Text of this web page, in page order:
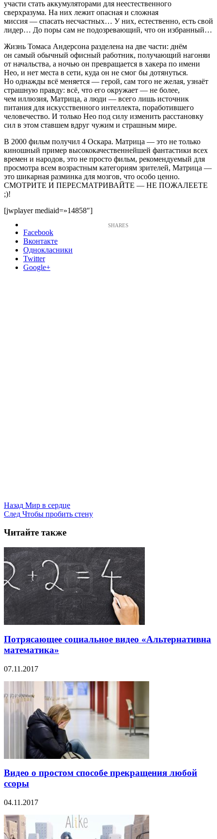
участи стать аккумуляторами для неестественного
сверхразума. На них лежит опасная и сложная
миссия — спасать несчастных… У них, естественно, есть свой
лидер… До поры сам не подозревающий, что он избранный…
Жизнь Томаса Андерсона разделена на две части: днём
он самый обычный офисный работник, получающий нагоняи
от начальства, а ночью он превращается в хакера по имени
Нео, и нет места в сети, куда он не смог бы дотянуться.
Но однажды всё меняется — герой, сам того не желая, узнаёт
страшную правду: всё, что его окружает — не более,
чем иллюзия, Матрица, а люди — всего лишь источник
питания для искусственного интеллекта, поработившего
человечество. И только Нео под силу изменить расстановку
сил в этом ставшем вдруг чужим и страшным мире.
В 2000 фильм получил 4 Оскара. Матрица — это не только
киношный пример высококачественнейшей фантастики всех
времен и народов, это не просто фильм, рекомендуемый для
просмотра всем возрастным категориям зрителей, Матрица —
это шикарная разминка для мозгов, что особо ценно.
СМОТРИТЕ И ПЕРЕСМАТРИВАЙТЕ — НЕ ПОЖАЛЕЕТЕ
;)!
[jwplayer mediaid=»14858″]
Facebook
Вконтакте
Однокласники
Twitter
Google+
Назад Мир в сердце
След Чтобы пробить стену
Читайте также
Потрясающее социальное видео «Альтернативна
математика»
07.11.2017
Видео о простом способе прекращения любой
ссоры
04.11.2017